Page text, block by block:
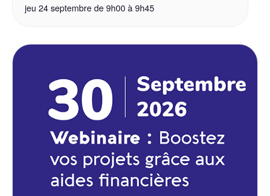
jeu 24 septembre de 9h00à9h45